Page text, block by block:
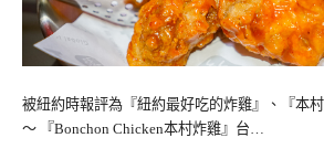
被紐約時報評為『紐約最好吃的炸雞』、『本
～ 『Bonchon Chicken本村炸雞』台…